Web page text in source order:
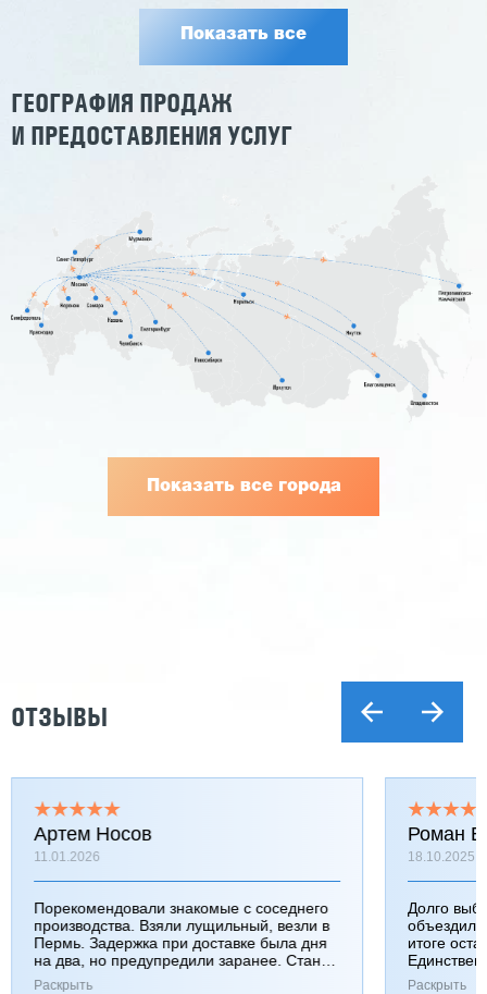
Показать все
ГЕОГРАФИЯ ПРОДАЖ
И ПРЕДОСТАВЛЕНИЯ УСЛУГ
Показать все города
ОТЗЫВЫ
Артем Носов
11.01.2026
Порекомендовали знакомые с соседнего
производства. Взяли лущильный, везли в
Пермь. Задержка при доставке была дня
на два, но предупредили заранее. Станок
работает хорошо, к качеству вопросов нет.
Раскрыть
Роман
18.10.2025
Долго
итоге
Раскрыть